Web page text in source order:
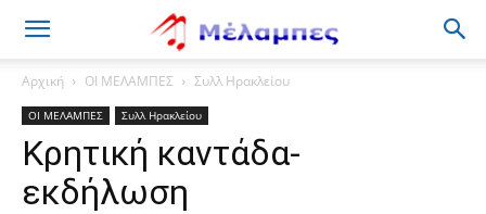
Μέλαμπες
Αρχική ΟΙ ΜΕΛΑΜΠΕΣ Συλλ Ηρακλείου
ΟΙ ΜΕΛΑΜΠΕΣ Συλλ Ηρακλείου
Κρητική καντάδα-
εκδήλωση